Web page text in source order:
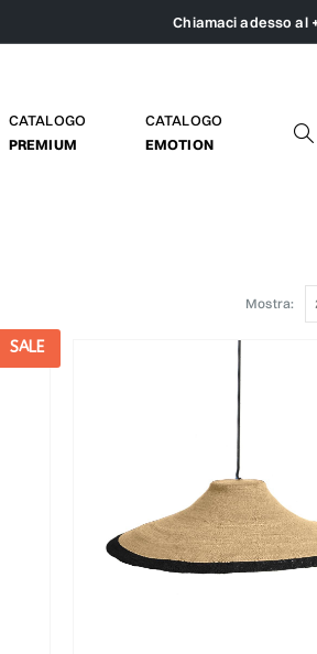
Chiamaci adesso al
CATALOGO
PREMIUM
CATALOGO
EMOTION
Mostra:
SALE